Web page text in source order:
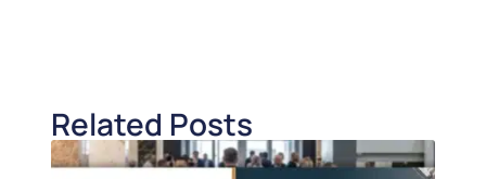
Related Posts